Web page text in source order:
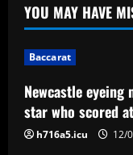
YOU MAY HAVE
Baccarat
Newcastle
star who scored
h716a5.icu 12/